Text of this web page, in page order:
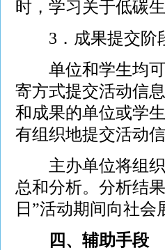
时，学习关于低碳
3．成果提交阶
单位和学生均可
寄方式提交活动信
和成果的单位或学
有组织地提交活动信
主办单位将组织
总和分析。分析结
日”活动期间向社会
四、辅助手段